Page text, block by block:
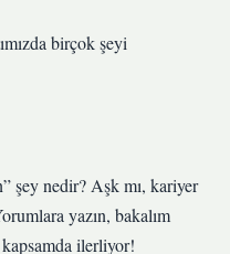
birçok şeyi
şey nedir? Aşk mı, kariyer
yazın, bakalım
ilerliyor!